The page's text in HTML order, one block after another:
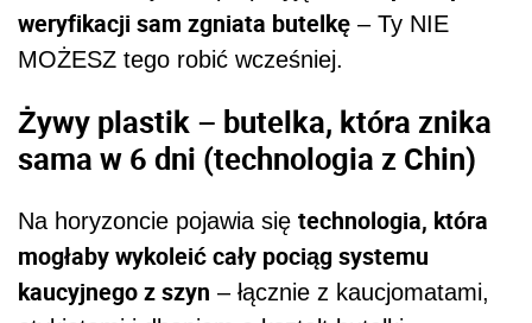
weryfikacji sam zgniata butelkę – Ty NIE
MOŻESZ tego robić wcześniej.
Żywy plastik – butelka, która znika
sama w 6 dni (technologia z Chin)
Na horyzoncie pojawia się technologia, która
mogłaby wykoleić cały pociąg systemu
kaucyjnego z szyn – łącznie z kaucjomatami,